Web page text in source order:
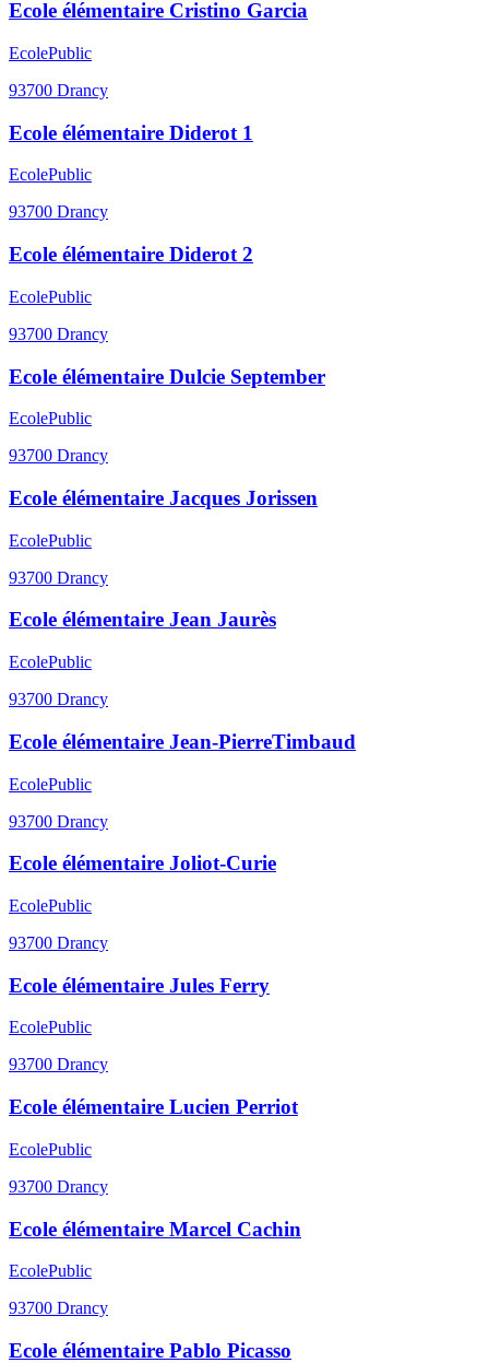
Ecole élémentaire Cristino Garcia
EcolePublic
93700 Drancy
Ecole élémentaire Diderot 1
EcolePublic
93700 Drancy
Ecole élémentaire Diderot 2
EcolePublic
93700 Drancy
Ecole élémentaire Dulcie September
EcolePublic
93700 Drancy
Ecole élémentaire Jacques Jorissen
EcolePublic
93700 Drancy
Ecole élémentaire Jean Jaurès
EcolePublic
93700 Drancy
Ecole élémentaire Jean-PierreTimbaud
EcolePublic
93700 Drancy
Ecole élémentaire Joliot-Curie
EcolePublic
93700 Drancy
Ecole élémentaire Jules Ferry
EcolePublic
93700 Drancy
Ecole élémentaire Lucien Perriot
EcolePublic
93700 Drancy
Ecole élémentaire Marcel Cachin
EcolePublic
93700 Drancy
Ecole élémentaire Pablo Picasso